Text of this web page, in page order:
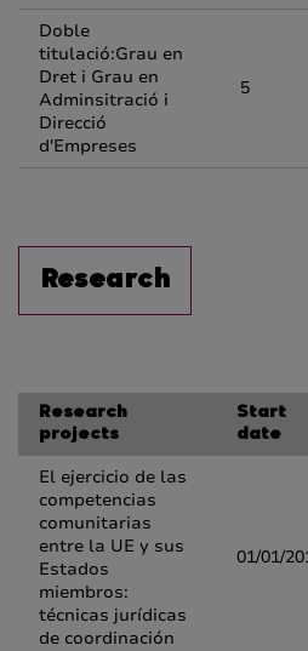
Doble
titulació:Grau en
Dret i Grau en
Adminsitració i
Direcció
d'Empreses
5
Research
Research
projects
Start
date
El ejercicio de las
competencias
comunitarias
entre la UE y sus
Estados
miembros:
técnicas jurídicas
de coordinación
01/01/